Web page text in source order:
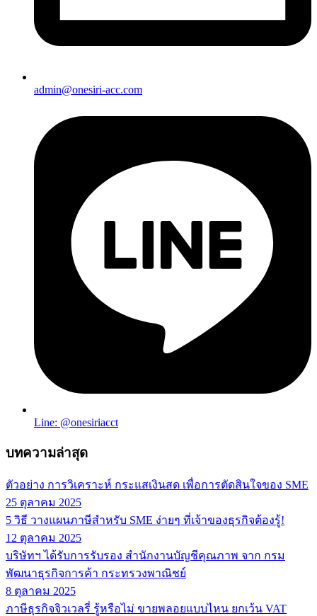
admin@onesiri-acc.com
Line: @onesiriacct
บทความล่าสุด
ตัวอย่าง การวิเคราะห์ กระแสเงินสด เพื่อการตัดสินใจของ SME
25 ตุลาคม 2025
5 วิธี วางแผนภาษีสำหรับ SME ง่ายๆ ที่เจ้าของธุรกิจต้องรู้!
12 ตุลาคม 2025
บริษัทฯ ได้รับการรับรอง สำนักงานบัญชีคุณภาพ จาก กรม
พัฒนาธุรกิจการค้า กระทรวงพาณิชย์
8 ตุลาคม 2025
ภาษีธุรกิจจิวเวลรี่ รู้หรือไม่ ขายพลอยแบบไหน ยกเว้น VAT